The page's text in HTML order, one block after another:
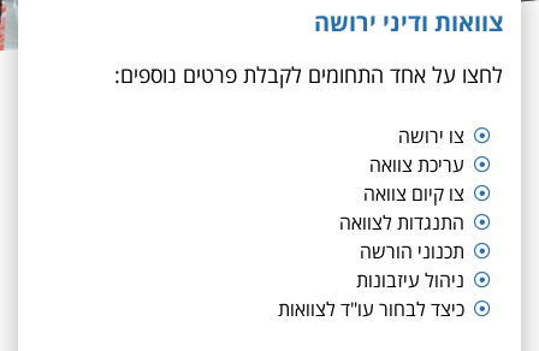
צוואות ודיני ירושה
לחצו על אחד התחומים לקבלת פרטים נוספים:
צו ירושה
עריכת צוואה
צו קיום צוואה
התנגדות לצוואה
תכנוני הורשה
ניהול עיזבונות
כיצד לבחור עו"ד לצוואות